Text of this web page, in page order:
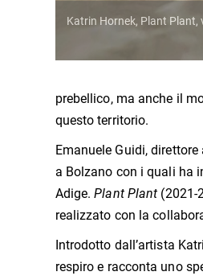
Katrin Hornek, Plant Plant,
prebellico, ma anche il
questo territorio.
Emanuele Guidi,
a Bolzano con i quali ha
Adige.Plant Plant (2021-
realizzato con la
Introdotto dall’artista
respiro e racconta uno